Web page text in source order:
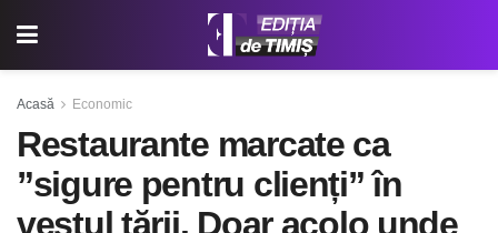
Acasă Economic
Restaurante marcate ca
”sigure pentru clienți” în
vestul țării. Doar acolo unde